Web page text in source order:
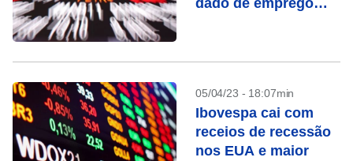
dado de emprego
05/04/23 - 18:07min
Ibovespa cai com
receios de recessão
nos EUA e maior